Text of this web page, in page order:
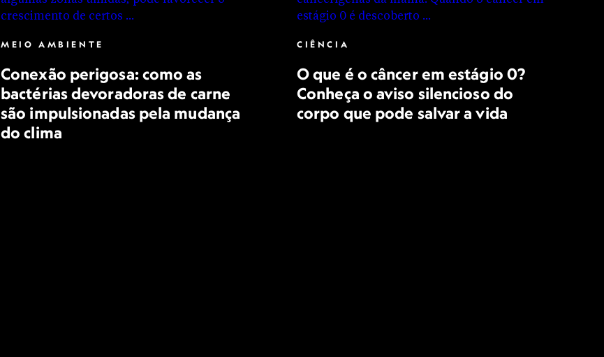
MEIO AMBIENTE
Conexão perigosa: como as
bactérias devoradoras de carne
são impulsionadas pela mudança
do clima
CIÊNCIA
O que é o câncer em estágio 0?
Conheça o aviso silencioso do
corpo que pode salvar a vida